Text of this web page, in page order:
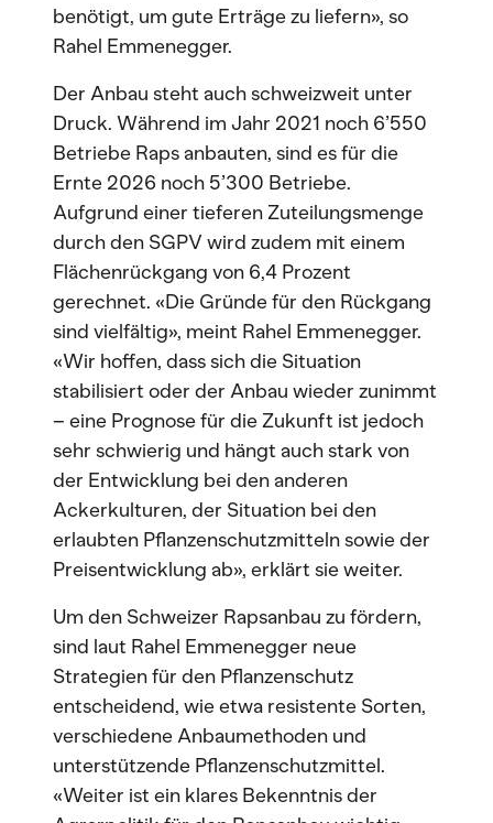
benötigt, um gute Erträge zu liefern», so
Rahel Emmenegger.
Der Anbau steht auch schweizweit unter
Druck. Während im Jahr 2021 noch 6’550
Betriebe Raps anbauten, sind es für die
Ernte 2026 noch 5’300 Betriebe.
Aufgrund einer tieferen Zuteilungsmenge
durch den SGPV wird zudem mit einem
Flächenrückgang von 6,4 Prozent
gerechnet. «Die Gründe für den Rückgang
sind vielfältig», meint Rahel Emmenegger.
«Wir hoffen, dass sich die Situation
stabilisiert oder der Anbau wieder zunimmt
– eine Prognose für die Zukunft ist jedoch
sehr schwierig und hängt auch stark von
der Entwicklung bei den anderen
Ackerkulturen, der Situation bei den
erlaubten Pflanzenschutzmitteln sowie der
Preisentwicklung ab», erklärt sie weiter.
Um den Schweizer Rapsanbau zu fördern,
sind laut Rahel Emmenegger neue
Strategien für den Pflanzenschutz
entscheidend, wie etwa resistente Sorten,
verschiedene Anbaumethoden und
unterstützende Pflanzenschutzmittel.
«Weiter ist ein klares Bekenntnis der